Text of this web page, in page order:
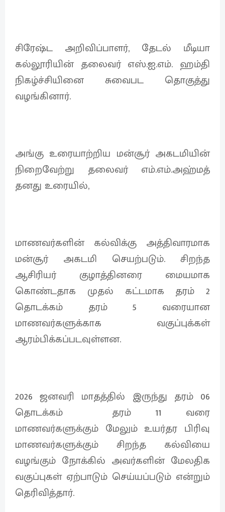
சிரேஷ்ட அறிவிப்பாளர், தேடல் மீடியா
கல்லூரியின் தலைவர் எஸ்.ஐ.எம். ஹம்தி
நிகழ்ச்சியினை சுவைபட தொகுத்து
வழங்கினார்.
அங்கு உரையாற்றிய மன்சூர் அகடமியின்
நிறைவேற்று தலைவர் எம்.எம்.அஹ்மத்
தனது உரையில்,
மாணவர்களின் கல்விக்கு அத்திவாரமாக
மன்சூர் அகடமி செயற்படும். சிறந்த
ஆசிரியர் குழாத்தினரை மையமாக
கொண்டதாக முதல் கட்டமாக தரம் 2
தொடக்கம் தரம் 5 வரையான
மாணவர்களுக்காக வகுப்புக்கள்
ஆரம்பிக்கப்படவுள்ளன.
2026 ஜனவரி மாதத்தில் இருந்து தரம் 06
தொடக்கம் தரம் 11 வரை
மாணவர்களுக்கும் மேலும் உயர்தர பிரிவு
மாணவர்களுக்கும் சிறந்த கல்வியை
வழங்கும் நோக்கில் அவர்களின் மேலதிக
வகுப்புகள் ஏற்பாடும் செய்யப்படும் என்றும்
தெரிவித்தார்.